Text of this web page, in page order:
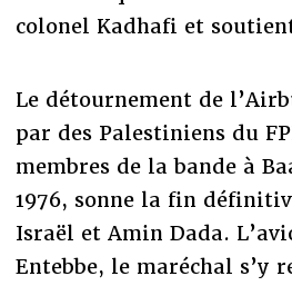
colonel Kadhafi et
Le détournement de
par des Palestiniens du
membres de la bande à
1976, sonne la fin
Israël et Amin Dada.
Entebbe, le maréchal s’y